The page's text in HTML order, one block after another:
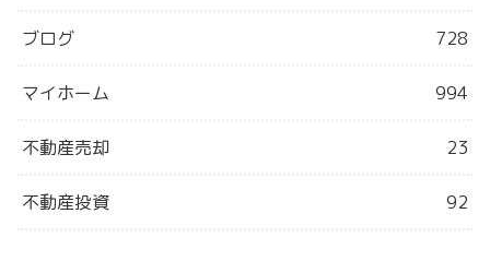
ブログ 728
マイホーム 994
不動産売却 23
不動産投資 92